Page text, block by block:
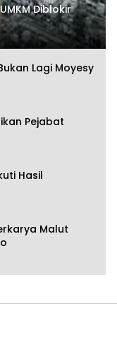
Diblokir
Lagi Moyesy
Pejabat
Hasil
Malut